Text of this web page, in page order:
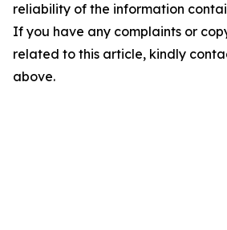
reliability of the information
If you have any complaints or
related to this article, kindly
above.